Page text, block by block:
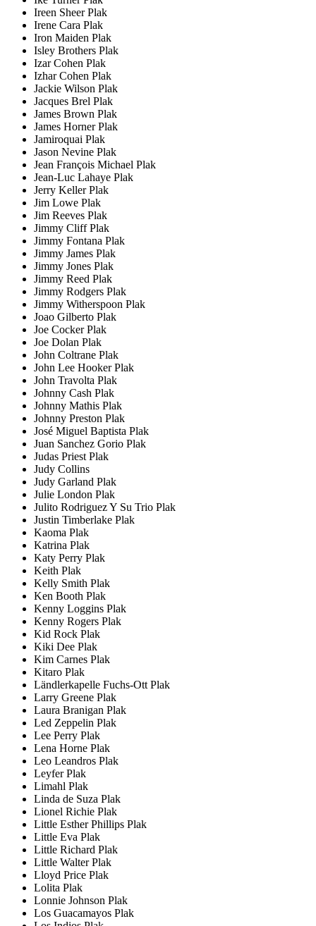
Ireen Sheer Plak
Irene Cara Plak
Iron Maiden Plak
Isley Brothers Plak
Izar Cohen Plak
Izhar Cohen Plak
Jackie Wilson Plak
Jacques Brel Plak
James Brown Plak
James Horner Plak
Jamiroquai Plak
Jason Nevine Plak
Jean François Michael Plak
Jean-Luc Lahaye Plak
Jerry Keller Plak
Jim Lowe Plak
Jim Reeves Plak
Jimmy Cliff Plak
Jimmy Fontana Plak
Jimmy James Plak
Jimmy Jones Plak
Jimmy Reed Plak
Jimmy Rodgers Plak
Jimmy Witherspoon Plak
Joao Gilberto Plak
Joe Cocker Plak
Joe Dolan Plak
John Coltrane Plak
John Lee Hooker Plak
John Travolta Plak
Johnny Cash Plak
Johnny Mathis Plak
Johnny Preston Plak
José Miguel Baptista Plak
Juan Sanchez Gorio Plak
Judas Priest Plak
Judy Collins
Judy Garland Plak
Julie London Plak
Julito Rodriguez Y Su Trio Plak
Justin Timberlake Plak
Kaoma Plak
Katrina Plak
Katy Perry Plak
Keith Plak
Kelly Smith Plak
Ken Booth Plak
Kenny Loggins Plak
Kenny Rogers Plak
Kid Rock Plak
Kiki Dee Plak
Kim Carnes Plak
Kitaro Plak
Ländlerkapelle Fuchs-Ott Plak
Larry Greene Plak
Laura Branigan Plak
Led Zeppelin Plak
Lee Perry Plak
Lena Horne Plak
Leo Leandros Plak
Leyfer Plak
Limahl Plak
Linda de Suza Plak
Lionel Richie Plak
Little Esther Phillips Plak
Little Eva Plak
Little Richard Plak
Little Walter Plak
Lloyd Price Plak
Lolita Plak
Lonnie Johnson Plak
Los Guacamayos Plak